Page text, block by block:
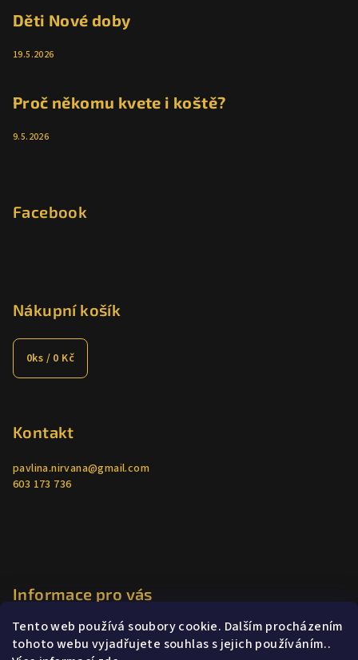
Tento web používá soubory cookie. Dalším procházením
tohoto webu vyjadřujete souhlas s jejich používáním..
Děti Nové doby
19.5.2026
Proč někomu kvete i koště?
9.5.2026
Facebook
Nákupní košík
0ks / 0 Kč
Kontakt
pavlina.nirvana@gmail.com
603 173 736
Informace pro vás
Jak nakupovat
Obchodní podmínky